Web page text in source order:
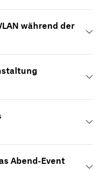
während der
Abend-Event